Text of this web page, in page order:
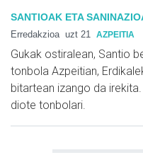
SANTIOAK ETA
Erredakzioa uzt 21 AZPEITIA
Gukak ostiralean, Santio
tonbola Azpeitian,
bitartean izango da irekita.
diote tonbolari.